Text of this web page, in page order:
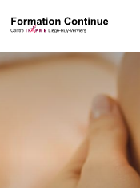
au
contenu
principal
Image